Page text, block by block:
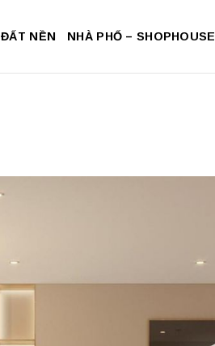
ĐẤT NỀN NHÀ PHỐ – SHOPHOUSE